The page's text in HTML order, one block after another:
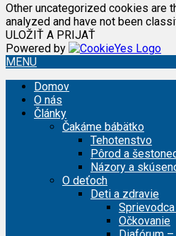
Other uncategorized cookies are
analyzed and have not been
ULOŽIŤ A PRIJAŤ
Powered by
MENU
Domov
O nás
Články
Čakáme bábätko
Tehotenstvo
Pôrod a
Názory a
O deťoch
Deti a zdravie
Očkovanie